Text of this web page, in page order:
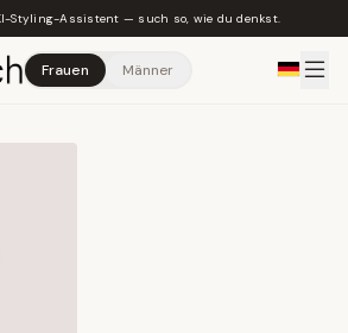
Styling-Assistent — such so, wie du denkst.
Frauen Männer